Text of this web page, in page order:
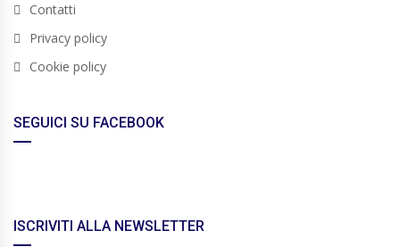
Contatti
Privacy policy
Cookie policy
SEGUICI SU FACEBOOK
ISCRIVITI ALLA NEWSLETTER